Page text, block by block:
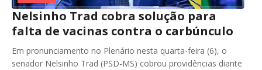
Nelsinho Trad cobra solução para
falta de vacinas contra o carbúnculo
Em pronunciamento no Plenário nesta quarta-feira (6), o
senador Nelsinho Trad (PSD-MS) cobrou providências diante